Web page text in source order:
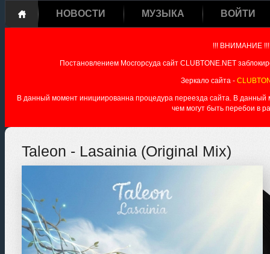
НОВОСТИ МУЗЫКА ВОЙТИ
!!! ВНИМАНИЕ !!!
Постановлением Мосгорсуда сайт CLUBTONE.NET
Зеркало сайта -
В данный момент инициированна процедура переезда сайта. В данный
чем могут быть перебои в
Taleon - Lasainia (Original Mix)